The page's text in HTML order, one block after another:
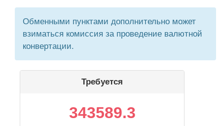
Обменными пунктами дополнительно может
взиматься комиссия за проведение валютной
конвертации.
Требуется
343589.3